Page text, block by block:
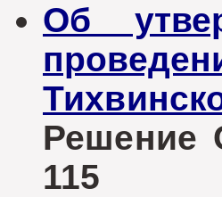
Об
Решение
115